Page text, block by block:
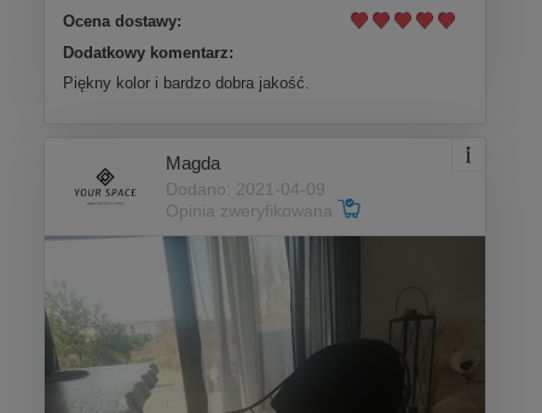
Ocena dostawy:
Dodatkowy komentarz:
Piękny kolor i bardzo dobra jakość.
Magda
Dodano: 2021-04-09
Opinia zweryfikowana